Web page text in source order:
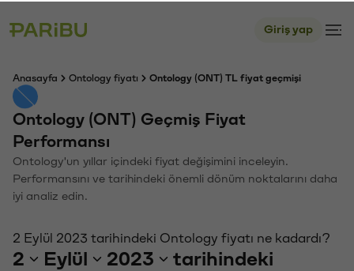
Giriş yap
Anasayfa Ontology fiyatı Ontology (ONT) TL fiyat geçmişi
Ontology (ONT) Geçmiş Fiyat
Performansı
Ontology'un yıllar içindeki fiyat değişimini inceleyin.
Performansını ve tarihindeki önemli dönüm noktalarını daha
iyi analiz edin.
2 Eylül 2023 tarihindeki Ontology fiyatı ne kadardı?
2 Eylül 2023
tarihindeki